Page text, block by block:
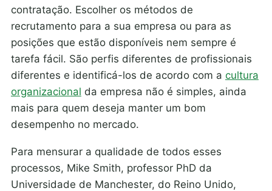
contratação. Escolher os métodos de
recrutamento para a sua empresa ou para as
posições que estão disponíveis nem sempre é
tarefa fácil. São perfis diferentes de profissionais
diferentes e identificá-los de acordo com a cultura
organizacional da empresa não é simples, ainda
mais para quem deseja manter um bom
desempenho no mercado.
Para mensurar a qualidade de todos esses
processos, Mike Smith, professor PhD da
Universidade de Manchester, do Reino Unido,